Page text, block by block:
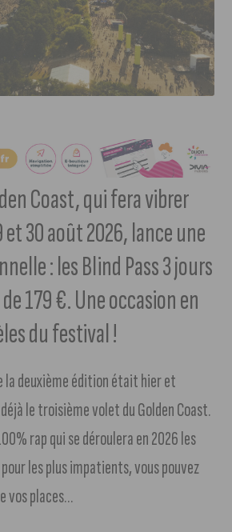
Coast, qui fera vibrer
et 30 août 2026, lance une
: les Blind Pass 3 jours
179 €. Une occasion en
du festival !
la deuxième édition était hier et
le troisième volet du Golden Coast.
rap qui se déroulera en 2026 les
les plus impatients, vous pouvez
vos places…